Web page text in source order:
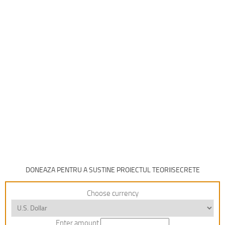
DONEAZA PENTRU A SUSTINE PROIECTUL TEORIISECRETE
Choose currency
Enter amount